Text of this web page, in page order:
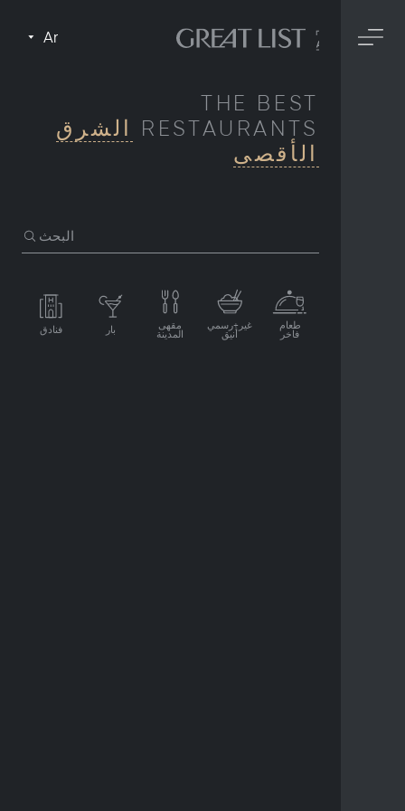
Ar
THE BEST
RESTAURANTS
الشرق
الأقصى
البحث
طعام
فاخر
غير+رسمي
أنيق
مقهى
المدينة بار فنادق